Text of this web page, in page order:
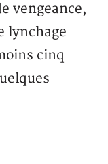
vengeance,
lynchage
cinq